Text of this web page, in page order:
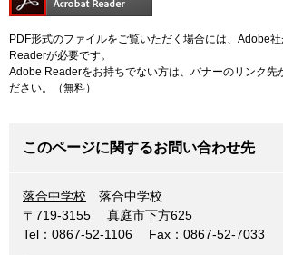
PDF形式のファイルをご覧いただく場合には、Adobe
Readerが必要です。
Adobe Readerをお持ちでない方は、バナーのリンク先
ださい。（無料）
このページに関するお問い合わせ先
落合中学校
落合中学校
〒719-3155
真庭市下方625
Tel：0867-52-1106
Fax：0867-52-7033